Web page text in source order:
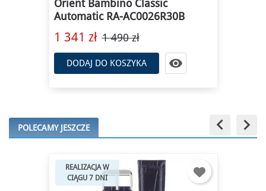
Orient Bambino Classic
Automatic RA-AC0026R30B
1 341 zł 1 490 zł
DODAJ DO KOSZYKA 
POLECAMY JESZCZE keyboard_arrow_left
REALIZACJA W
CIĄGU 7 DNI
keyboard_arrow_right